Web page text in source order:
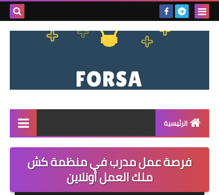
بحث
الرئيسية
القائمة
مناقصات
فرص عمل داخل سوريا
فرصة عمل مدرب في منظمة كش
ملك العمل أونلاين